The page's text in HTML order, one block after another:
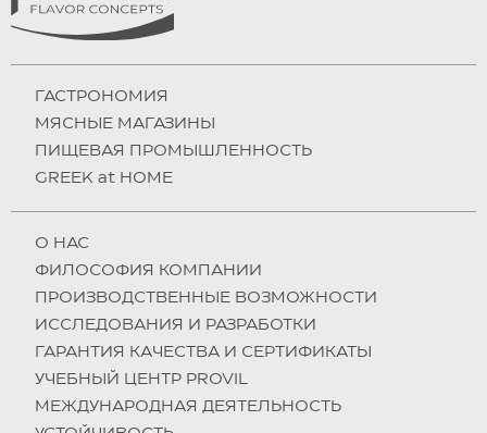
ГАСТРОНОМИЯ
МЯСНЫЕ МАГАЗИНЫ
ПИЩЕВАЯ ПРОМЫШЛЕННОСТЬ
GREEK at HOME
О НAC
ФИЛОСОФИЯ КОМПАНИИ
ПРОИЗВОДСТВЕННЫЕ ВОЗМОЖНОСТИ
ИССЛЕДОВАНИЯ И РАЗРАБОТКИ
ГАРАНТИЯ КАЧЕСТВА И СЕРТИФИКАТЫ
УЧЕБНЫЙ ЦЕНТР PROVIL
МЕЖДУНАРОДНАЯ ДЕЯТЕЛЬНОСТЬ